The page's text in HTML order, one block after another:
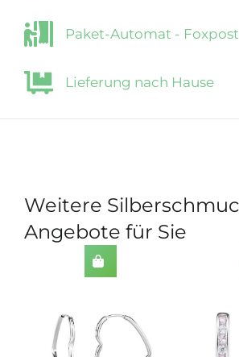
Paket-Automat - Foxpost
Lieferung nach Hause
Weitere
Angebote für Sie